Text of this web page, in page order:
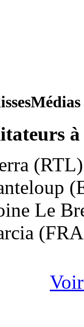
(RTL)
Le